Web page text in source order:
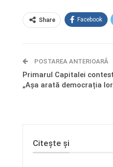
Share Facebook
POSTAREA ANTERIOARĂ
Primarul Capitalei
„Așa arată democrația
Citește și